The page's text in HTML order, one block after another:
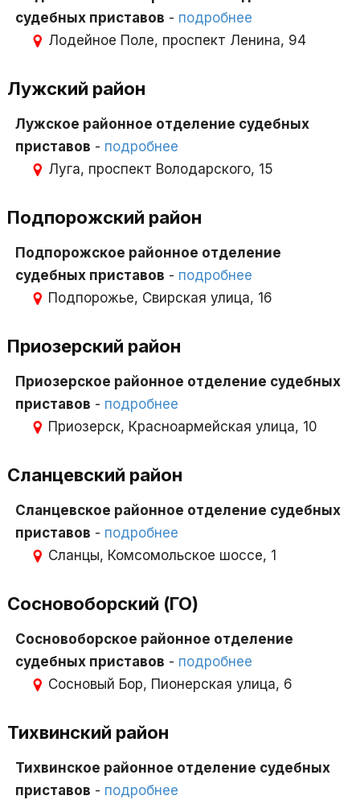
судебных приставов - подробнее
Лодейное Поле, проспект Ленина, 94
Лужский район
Лужское районное отделение судебных
приставов - подробнее
Луга, проспект Володарского, 15
Подпорожский район
Подпорожское районное отделение
судебных приставов - подробнее
Подпорожье, Свирская улица, 16
Приозерский район
Приозерское районное отделение судебных
приставов - подробнее
Приозерск, Красноармейская улица, 10
Сланцевский район
Сланцевское районное отделение судебных
приставов - подробнее
Сланцы, Комсомольское шоссе, 1
Сосновоборский (ГО)
Сосновоборское районное отделение
судебных приставов - подробнее
Сосновый Бор, Пионерская улица, 6
Тихвинский район
Тихвинское районное отделение судебных
приставов - подробнее